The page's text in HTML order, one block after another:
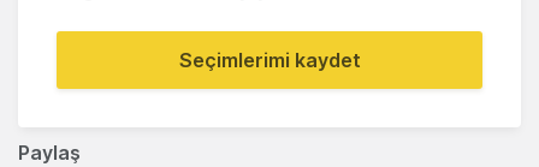
Paylaş
Seçimlerimi kaydet